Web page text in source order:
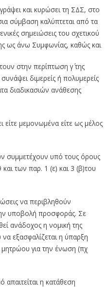
και κυρώσει τη ΣΔΣ, στο
σύμβαση καλύπτεται από τα
σημειώσεις του σχετικού
ως άνω Συμφωνίας, καθώς και
στην περίπτωση γ΄ της
διμερείς ή πολυμερείς
διαδικασιών ανάθεσης
είτε μεμονωμένα είτε ως μέλος
συμμετέχουν υπό τους όρους
των παρ. 1 (ε) και 3 (β)του
να περιβληθούν
υποβολή προσφοράς. Σε
ανάδοχος η νομική της
εξασφαλίζεται η ύπαρξη
για την ένωση (πχ
απαιτείται η κατάθεση